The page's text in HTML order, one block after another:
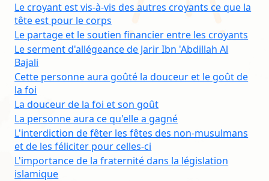
Le croyant est vis-à-vis des autres croyants ce que la
tête est pour le corps
Le partage et le soutien financier entre les croyants
Le serment d'allégeance de Jarir Ibn 'Abdillah Al
Bajali
Cette personne aura goûté la douceur et le goût de
la foi
La douceur de la foi et son goût
La personne aura ce qu'elle a gagné
L'interdiction de fêter les fêtes des non-musulmans
et de les féliciter pour celles-ci
L'importance de la fraternité dans la législation
islamique